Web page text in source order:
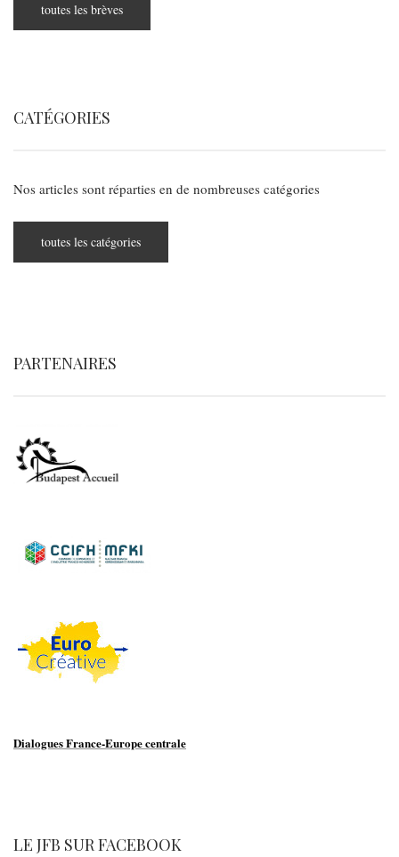
toutes les brèves
CATÉGORIES
Nos articles sont réparties en de nombreuses catégories
toutes les catégories
PARTENAIRES
Dialogues France-Europe centrale
LE JFB SUR FACEBOOK